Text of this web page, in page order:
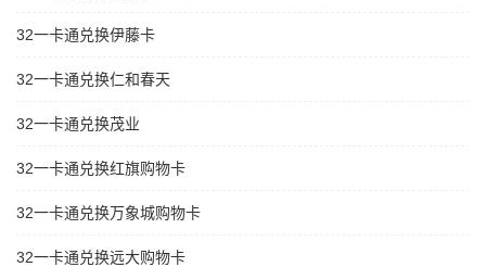
32一卡通兑换伊藤卡
32一卡通兑换仁和春天
32一卡通兑换茂业
32一卡通兑换红旗购物卡
32一卡通兑换万象城购物卡
32一卡通兑换远大购物卡